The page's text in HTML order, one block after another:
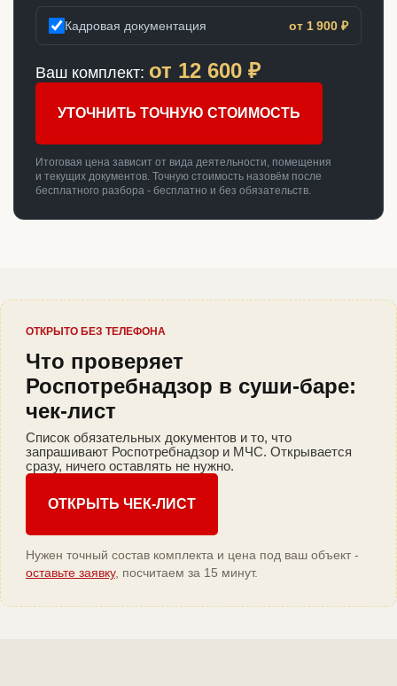
Кадровая документация от 1 900 ₽
Ваш комплект: от 12 600 ₽
УТОЧНИТЬ ТОЧНУЮ СТОИМОСТЬ
Итоговая цена зависит от вида деятельности, помещения
и текущих документов. Точную стоимость назовём после
бесплатного разбора - бесплатно и без обязательств.
ОТКРЫТО БЕЗ ТЕЛЕФОНА
Что проверяет
Роспотребнадзор в суши-баре:
чек-лист
Список обязательных документов и то, что
запрашивают Роспотребнадзор и МЧС. Открывается
сразу, ничего оставлять не нужно.
ОТКРЫТЬ ЧЕК-ЛИСТ
Нужен точный состав комплекта и цена под ваш объект -
оставьте заявку, посчитаем за 15 минут.